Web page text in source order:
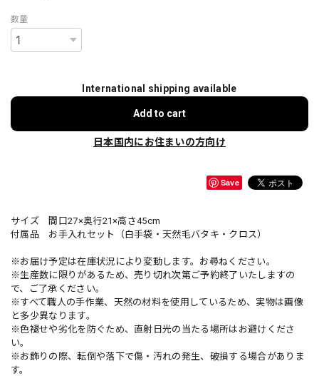
数量
International shipping available
Add to cart
日本国内にお住まいの方向け
Save
サイズ 間口27×奥行21×高さ45cm
付属品 お手入れセット（白手袋・天然毛バタキ・クロス）
※お届け予定は在庫状況により変動します。お尋ねください。
※生産数に限りがあるため、売り切れ次第ご予約終了いたしますの
で、ご了承ください。
※すべて職人の手作業、天然の材料を使用しているため、実物は画像
と多少異なります。
※色褪せや劣化を防ぐため、直射日光の当たる場所はお避けくださ
い。
※お飾りの際、転倒や落下で傷・汚れの発生、破損する場合がありま
す。